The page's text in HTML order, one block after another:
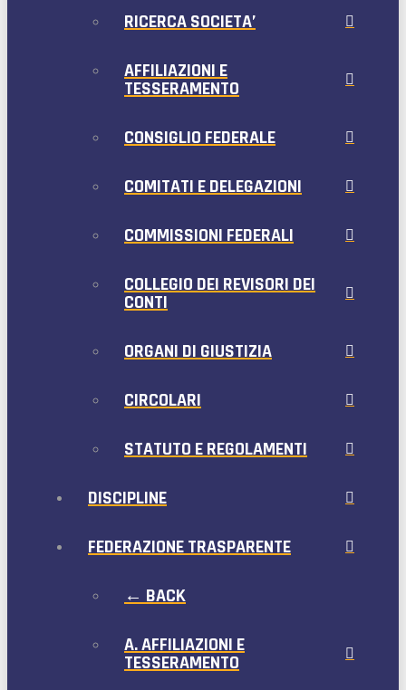
RICERCA SOCIETA’
AFFILIAZIONI E
TESSERAMENTO
CONSIGLIO FEDERALE
COMITATI E DELEGAZIONI
COMMISSIONI FEDERALI
COLLEGIO DEI REVISORI DEI
CONTI
ORGANI DI GIUSTIZIA
CIRCOLARI
STATUTO E REGOLAMENTI
DISCIPLINE
FEDERAZIONE TRASPARENTE
← BACK
A. AFFILIAZIONI E
TESSERAMENTO